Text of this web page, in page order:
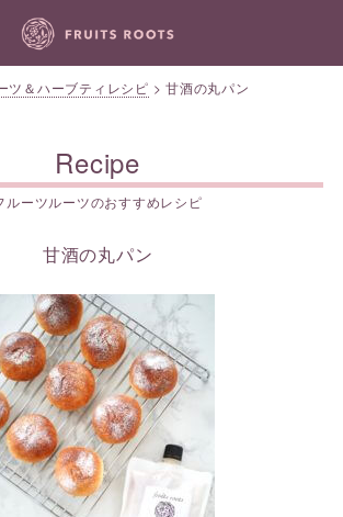
ツ＆ハーブティレシピ > 甘酒の丸パン
Recipe
ルーツルーツのおすすめレシピ
甘酒の丸パン